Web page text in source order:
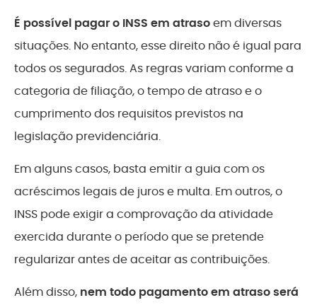
É possível pagar o INSS em atrasoem diversas
situações. No entanto, esse direito não é igual para
todos os segurados. As regras variam conforme a
categoria de filiação, o tempo de atraso e o
cumprimento dos requisitos previstos na
legislação previdenciária.
Em alguns casos, basta emitir a guia com os
acréscimos legais de juros e multa. Em outros, o
INSS pode exigir a comprovação da atividade
exercida durante o período que se pretende
regularizar antes de aceitar as contribuições.
Além disso, nem todo pagamento em atraso será